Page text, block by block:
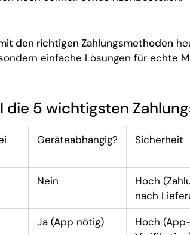
den richtigen Zahlungsmethoden
einfache Lösungen für echte
die 5 wichtigsten
Geräteabhängig? Sicherheit
Nein
Hoch
nach
Ja (App nötig)
Hoch (App-